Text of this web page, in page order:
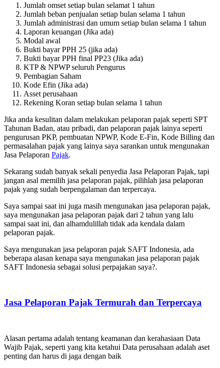
Jumlah omset setiap bulan selamat 1 tahun
Jumlah beban penjualan setiap bulan selama 1 tahun
Jumlah administrasi dan umum setiap bulan selama 1 tahun
Laporan keuangan (Jika ada)
Modal awal
Bukti bayar PPH 25 (jika ada)
Bukti bayar PPH final PP23 (Jika ada)
KTP & NPWP seluruh Pengurus
Pembagian Saham
Kode Efin (Jika ada)
Asset perusahaan
Rekening Koran setiap bulan selama 1 tahun
Jika anda kesulitan dalam melakukan pelaporan pajak seperti SPT
Tahunan Badan, atau pribadi, dan pelaporan pajak lainya seperti
pengurusan PKP, pembuatan NPWP, Kode E-Fin, Kode Billing dan
permasalahan pajak yang lainya saya sarankan untuk mengunakan
Jasa Pelaporan Pajak.
Sekarang sudah banyak sekali penyedia Jasa Pelaporan Pajak, tapi
jangan asal memilih jasa pelaporan pajak, pilihlah jasa pelaporan
pajak yang sudah berpengalaman dan terpercaya.
Saya sampai saat ini juga masih mengunakan jasa pelaporan pajak,
saya mengunakan jasa pelaporan pajak dari 2 tahun yang lalu
sampai saat ini, dan alhamdulillah tidak ada kendala dalam
pelaporan pajak.
Saya mengunakan jasa pelaporan pajak SAFT Indonesia, ada
beberapa alasan kenapa saya mengunakan jasa pelaporan pajak
SAFT Indonesia sebagai solusi perpajakan saya?.
Jasa Pelaporan Pajak Termurah dan Terpercaya
Alasan pertama adalah tentang keamanan dan kerahasiaan Data
Wajib Pajak, seperti yang kita ketahui Data perusahaan adalah aset
penting dan harus di jaga dengan baik